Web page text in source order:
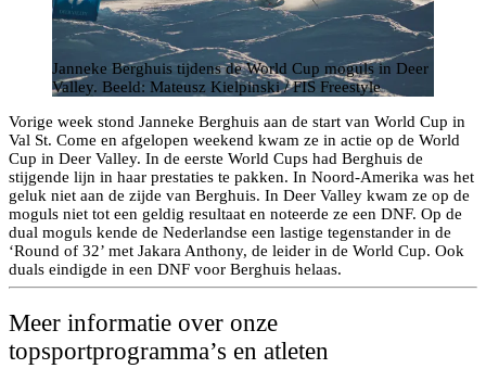
Janneke Berghuis tijdens de World Cup moguls in Deer
Valley. Beeld: Mateusz Kielpinski / FIS Freestyle
Vorige week stond Janneke Berghuis aan de start van World Cup in
Val St. Come en afgelopen weekend kwam ze in actie op de World
Cup in Deer Valley. In de eerste World Cups had Berghuis de
stijgende lijn in haar prestaties te pakken. In Noord-Amerika was het
geluk niet aan de zijde van Berghuis. In Deer Valley kwam ze op de
moguls niet tot een geldig resultaat en noteerde ze een DNF. Op de
dual moguls kende de Nederlandse een lastige tegenstander in de
‘Round of 32’ met Jakara Anthony, de leider in de World Cup. Ook
duals eindigde in een DNF voor Berghuis helaas.
Meer informatie over onze
topsportprogramma’s en atleten